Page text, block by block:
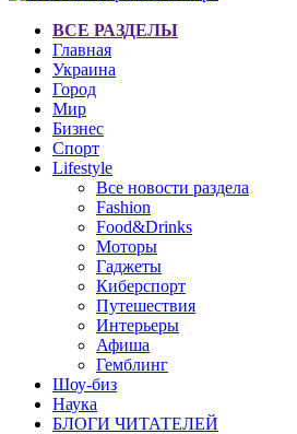
ВСЕ РАЗДЕЛЫ
Главная
Украина
Город
Мир
Бизнес
Спорт
Lifestyle
Все новости раздела
Fashion
Food&Drinks
Моторы
Гаджеты
Киберспорт
Путешествия
Интерьеры
Афиша
Гемблинг
Шоу-биз
Наука
БЛОГИ ЧИТАТЕЛЕЙ